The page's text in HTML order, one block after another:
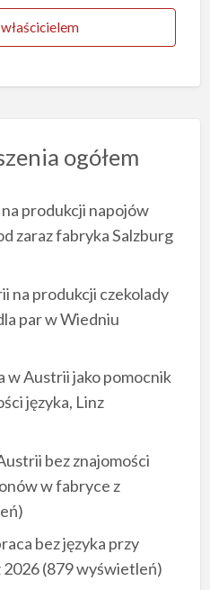
ogółem
produkcji napojów
zaraz fabryka Salzburg
na produkcji czekolady
par w Wiedniu
w Austrii jako pomocnik
języka, Linz
bez znajomości
w fabryce z
bez języka przy
2026(879 wyświetleń)